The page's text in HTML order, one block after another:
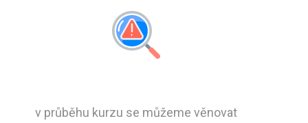
v průběhu kurzu se můžeme věnovat